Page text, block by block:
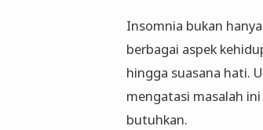
Insomnia bukan
berbagai aspek
hingga suasana hati.
mengatasi masalah
butuhkan.